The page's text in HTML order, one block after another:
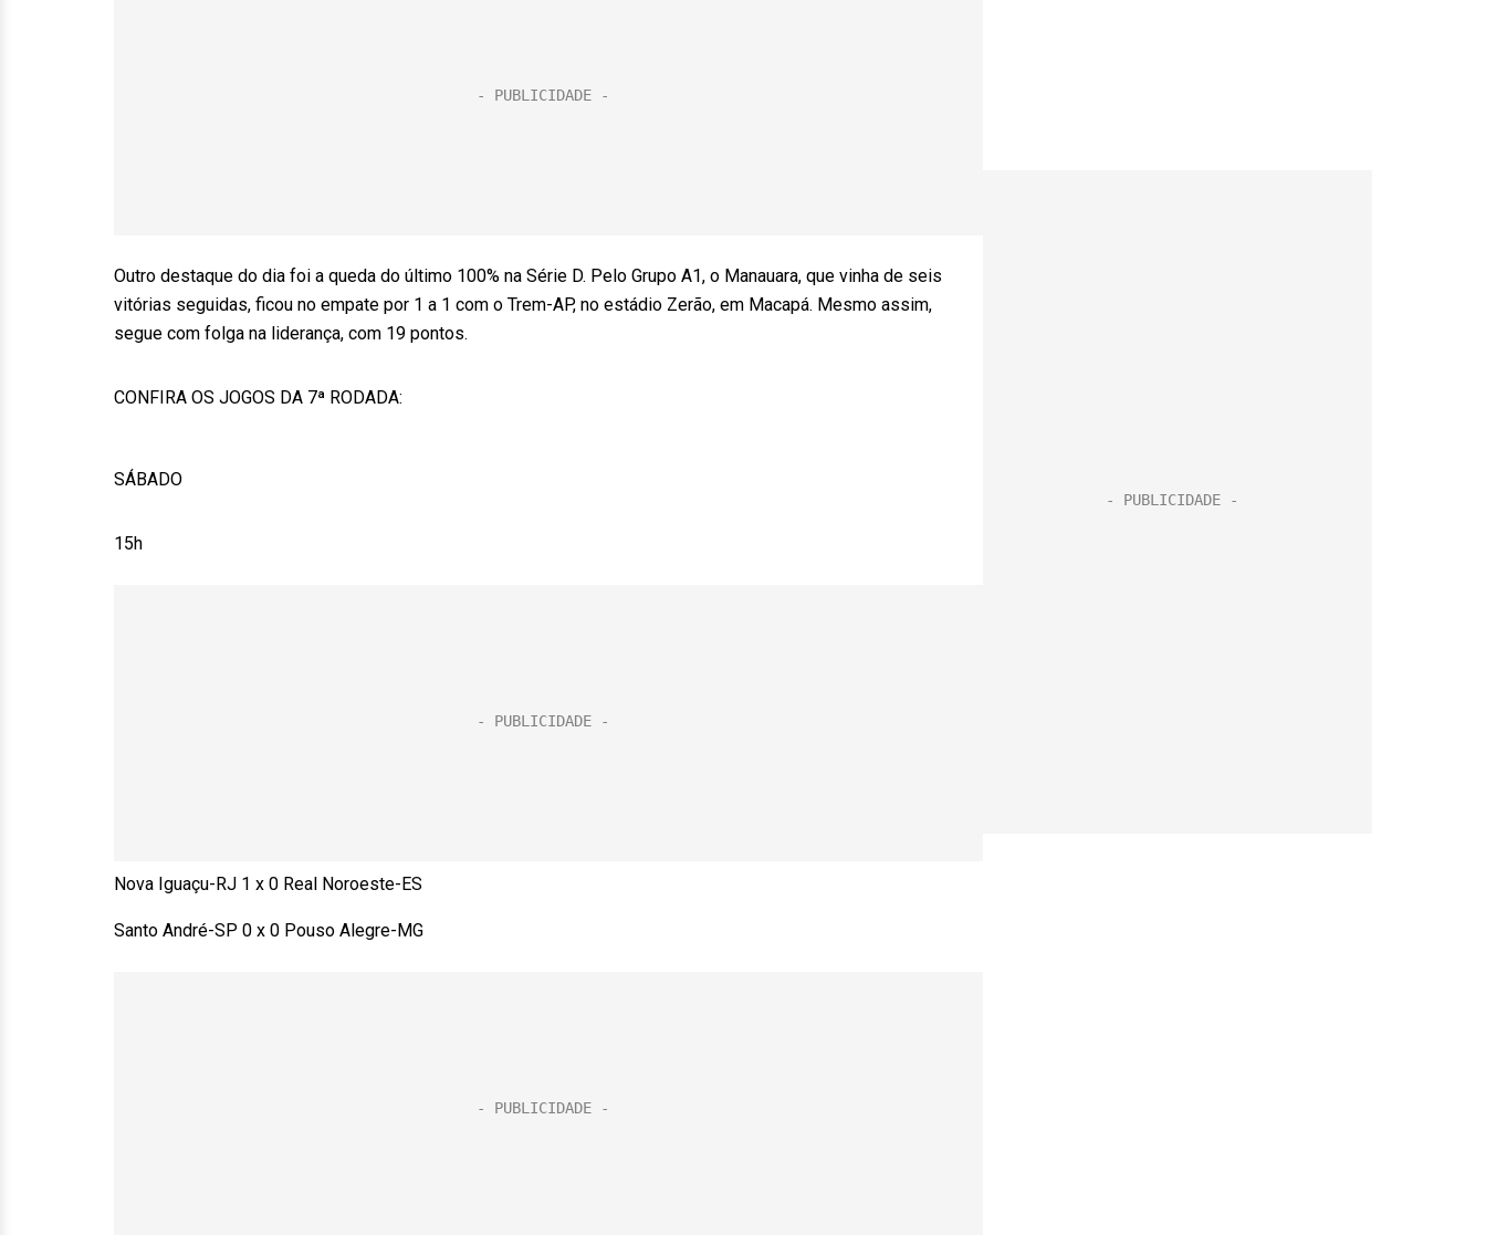
Outro destaque do dia foi a queda do último 100% na Série D. Pelo Grupo A1, o Manauara, que vinha de seis
vitórias seguidas, ficou no empate por 1 a 1 com o Trem-AP, no estádio Zerão, em Macapá. Mesmo assim,
segue com folga na liderança, com 19 pontos.
CONFIRA OS JOGOS DA 7ª RODADA:
SÁBADO
15h
Nova Iguaçu-RJ 1 x 0 Real Noroeste-ES
Santo André-SP 0 x 0 Pouso Alegre-MG